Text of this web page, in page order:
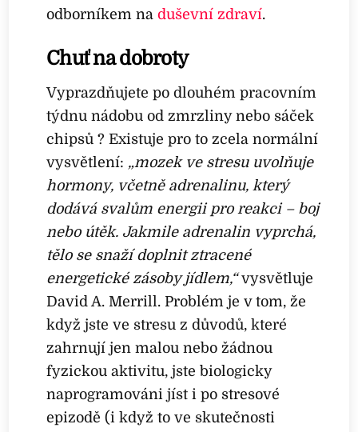
odborníkem naduševní zdraví.
Chuť na dobroty
Vyprazdňujete po dlouhém pracovním
týdnu nádobu od zmrzliny nebo sáček
chipsů ? Existuje pro to zcela normální
vysvětlení: „mozek ve stresu uvolňuje
hormony, včetně adrenalinu, který
dodává svalům energii pro reakci – boj
nebo útěk. Jakmile adrenalin vyprchá,
tělo se snaží doplnit ztracené
energetické zásoby jídlem,“vysvětluje
David A. Merrill. Problém je v tom, že
když jste ve stresu z důvodů, které
zahrnují jen malou nebo žádnou
fyzickou aktivitu, jste biologicky
naprogramováni jíst i po stresové
epizodě (i když to ve skutečnosti